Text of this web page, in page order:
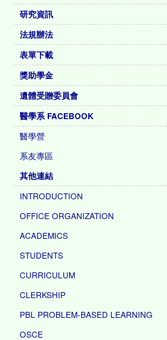
研究資訊
法規辦法
表單下載
獎助學金
遺體受贈委員會
醫學系 FACEBOOK
醫學營
系友專區
其他連結
INTRODUCTION
OFFICE ORGANIZATION
ACADEMICS
STUDENTS
CURRICULUM
CLERKSHIP
PBL PROBLEM-BASED LEARNING
OSCE